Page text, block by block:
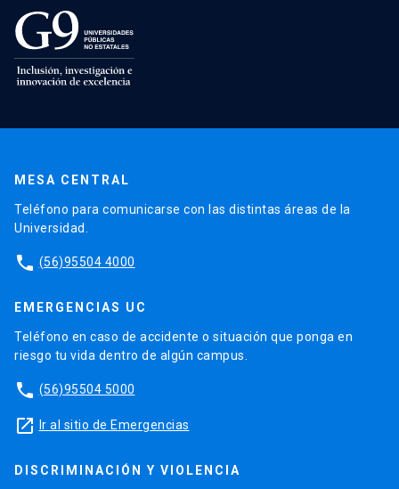
MESA CENTRAL
Teléfono para comunicarse con las distintas áreas de la
Universidad.
phone (56)95504 4000
EMERGENCIAS UC
Teléfono en caso de accidente o situación que ponga en
riesgo tu vida dentro de algún campus.
phone (56)95504 5000
launch Ir al sitio de Emergencias
DISCRIMINACIÓN Y VIOLENCIA